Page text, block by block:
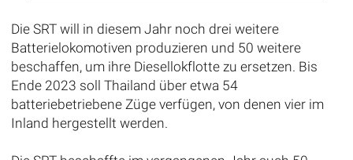
Die SRT will in diesem Jahr noch drei weitere
Batterielokomotiven produzieren und 50 weitere
beschaffen, um ihre Diesellokflotte zu ersetzen. Bis
Ende 2023 soll Thailand über etwa 54
batteriebetriebene Züge verfügen, von denen vier im
Inland hergestellt werden.